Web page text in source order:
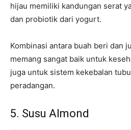
hijau memiliki kandungan serat
dan probiotik dari yogurt.
Kombinasi antara buah beri dan
memang sangat baik untuk
juga untuk sistem kekebalan
peradangan.
5. Susu Almond